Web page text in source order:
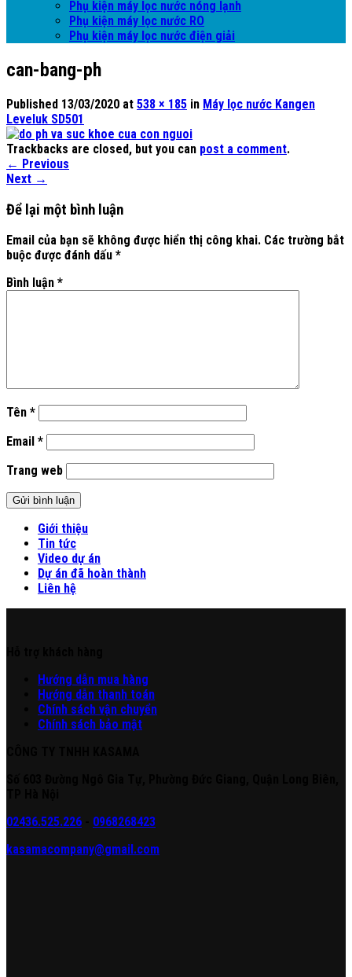
Phụ kiện máy lọc nước nóng lạnh
Phụ kiện máy lọc nước RO
Phụ kiện máy lọc nước điện giải
can-bang-ph
Published 13/03/2020 at 538 × 185 in Máy lọc nước Kangen
Leveluk SD501
Trackbacks are closed, but you can post a comment.
← Previous
Next →
Để lại một bình luận
Email của bạn sẽ không được hiển thị công khai. Các trường bắt
buộc được đánh dấu *
Bình luận *
Tên *
Email *
Trang web
Giới thiệu
Tin tức
Video dự án
Dự án đã hoàn thành
Liên hệ
Hướng dẫn mua hàng
Hướng dẫn thanh toán
Chính sách vận chuyển
Chính sách bảo mật
02436.525.226
0968268423
kasamacompany@gmail.com